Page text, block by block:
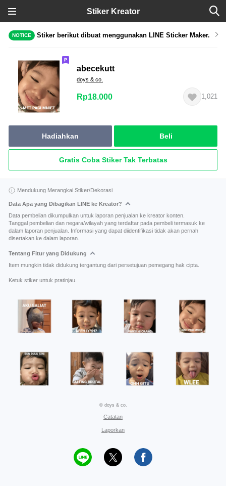
Stiker Kreator
NOTICE Stiker berikut dibuat menggunakan LINE Sticker Maker.
abecekutt
doys & co.
Rp18.000 1,021
Hadiahkan Beli
Gratis Coba Stiker Tak Terbatas
Mendukung Merangkai Stiker/Dekorasi
Data Apa yang Dibagikan LINE ke Kreator?
Data pembelian dikumpulkan untuk laporan penjualan ke kreator konten.
Tanggal pembelian dan negara/wilayah yang terdaftar pada pembeli termasuk ke
dalam laporan penjualan. Informasi yang dapat diidentifikasi tidak akan pernah
disertakan ke dalam laporan.
Tentang Fitur yang Didukung
Item mungkin tidak didukung tergantung dari persetujuan pemegang hak cipta.
Ketuk stiker untuk pratinjau.
© doys & co.
Catatan
Laporkan